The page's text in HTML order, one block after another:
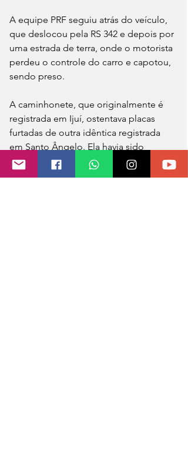
A equipe PRF seguiu atrás do veículo,
que deslocou pela RS 342 e depois por
uma estrada de terra, onde o motorista
perdeu o controle do carro e capotou,
sendo preso.
A caminhonete, que originalmente é
registrada em Ijuí, ostentava placas
furtadas de outra idêntica registrada
em Santo Ângelo. Ela havia sido
alugada e não devolvida.